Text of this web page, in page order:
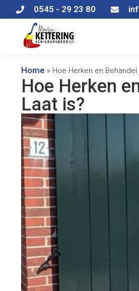
0545 - 29 23 80
Home » Hoe Herken en
Hoe Herken
Laat is?